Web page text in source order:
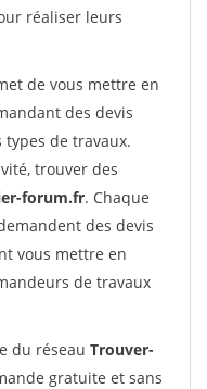
réaliser leurs
de vous mettre en
des devis
de travaux.
trouver des
forum.fr. Chaque
des devis
vous mettre en
de travaux
du réseau Trouver-
gratuite et sans